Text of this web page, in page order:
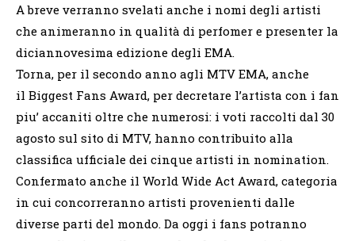
A breve verranno svelati anche i nomi degli artisti
che animeranno in qualità di perfomer e presenter la
diciannovesima edizione degli EMA.
Torna, per il secondo anno agli MTV EMA, anche
il Biggest Fans Award, per decretare l’artista con i fan
piu’ accaniti oltre che numerosi: i voti raccolti dal 30
agosto sul sito di MTV, hanno contribuito alla
classifica ufficiale dei cinque artisti in nomination.
Confermato anche il World Wide Act Award, categoria
in cui concorreranno artisti provenienti dalle
diverse parti del mondo. Da oggi i fans potranno